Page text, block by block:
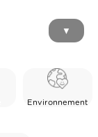
▼
Environnement